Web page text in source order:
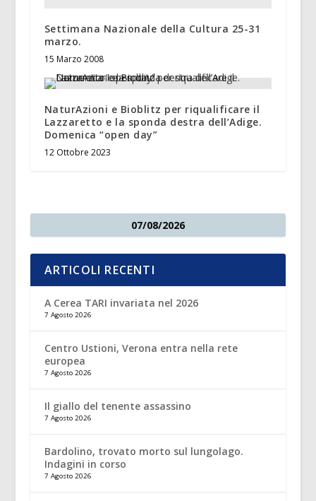
Settimana Nazionale della Cultura 25-31
marzo.
15 Marzo 2008
NaturAzioni e Bioblitz per riqualificare il
Lazzaretto e la sponda destra dell’Adige.
Domenica “open day”
12 Ottobre 2023
07/08/2026
ARTICOLI RECENTI
A Cerea TARI invariata nel 2026
7 Agosto 2026
Centro Ustioni, Verona entra nella rete
europea
7 Agosto 2026
Il giallo del tenente assassino
7 Agosto 2026
Bardolino, trovato morto sul lungolago.
Indagini in corso
7 Agosto 2026